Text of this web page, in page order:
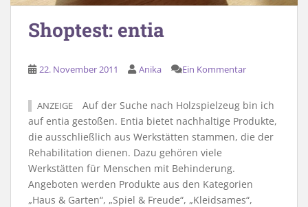
Shoptest: entia
22. November 2011 Anika Ein Kommentar
ANZEIGE
Auf der Suche nach Holzspielzeug bin ich
auf entia gestoßen. Entia bietet nachhaltige Produkte,
die ausschließlich aus Werkstätten stammen, die der
Rehabilitation dienen. Dazu gehören viele
Werkstätten für Menschen mit Behinderung.
Angeboten werden Produkte aus den Kategorien
„Haus & Garten“, „Spiel & Freude“, „Kleidsames“,